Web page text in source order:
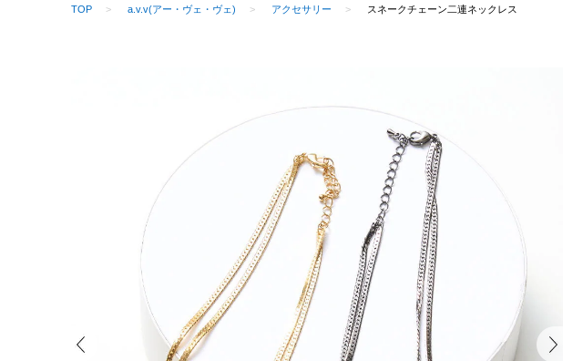
TOP a.v.v(アー・ヴェ・ヴェ) アクセサリー スネークチェーン二連ネックレス